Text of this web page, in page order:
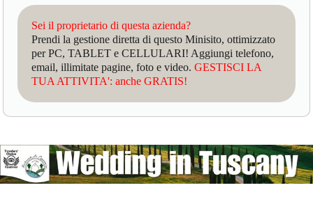
Sei il proprietario di questa azienda?
Prendi la gestione diretta di questo Minisito, ottimizzato
per PC, TABLET e CELLULARI! Aggiungi telefono,
email, illimitate pagine, foto e video.GESTISCI LA
TUA ATTIVITA': anche GRATIS!